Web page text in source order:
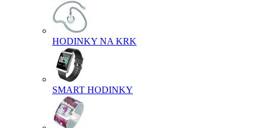
HODINKY NA KRK
SMART HODINKY